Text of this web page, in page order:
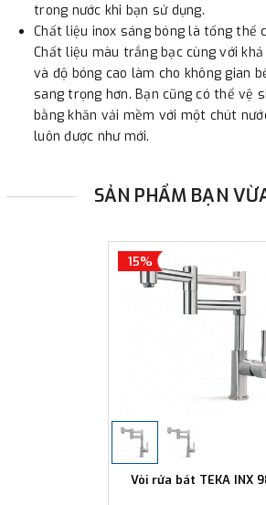
trong nước khi bạn sử dụng.
Chất liệu inox sáng bóng là tổng thể
Chất liệu màu trắng bạc cùng với
và độ bóng cao làm cho không gian
sang trọng hơn. Bạn cũng có thể vệ
bằng khăn vải mềm với một chút
luôn được như mới.
SẢN PHẨM BẠN
15%
Vòi rửa bát TEKA INX